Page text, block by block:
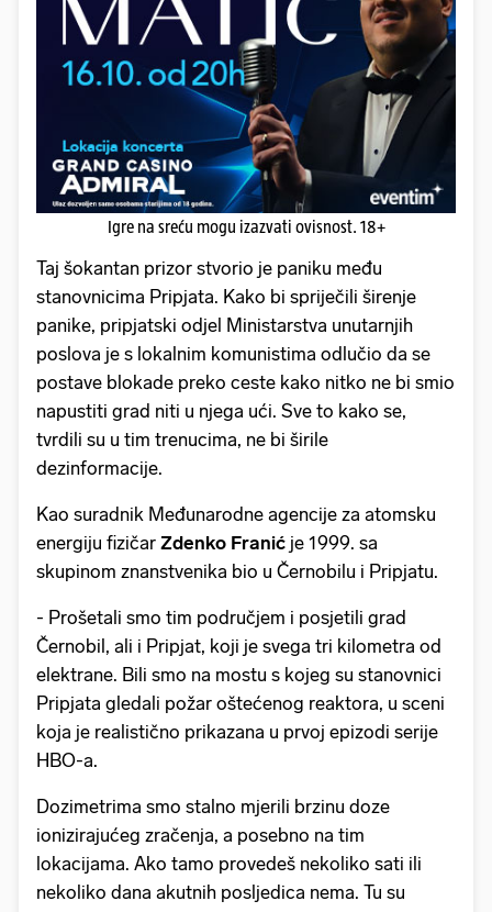
Igre na sreću mogu izazvati ovisnost. 18+
Taj šokantan prizor stvorio je paniku među
stanovnicima Pripjata. Kako bi spriječili širenje
panike, pripjatski odjel Ministarstva unutarnjih
poslova je s lokalnim komunistima odlučio da se
postave blokade preko ceste kako nitko ne bi smio
napustiti grad niti u njega ući. Sve to kako se,
tvrdili su u tim trenucima, ne bi širile
dezinformacije.
Kao suradnik Međunarodne agencije za atomsku
energiju fizičar Zdenko Franić je 1999. sa
skupinom znanstvenika bio u Černobilu i Pripjatu.
- Prošetali smo tim područjem i posjetili grad
Černobil, ali i Pripjat, koji je svega tri kilometra od
elektrane. Bili smo na mostu s kojeg su stanovnici
Pripjata gledali požar oštećenog reaktora, u sceni
koja je realistično prikazana u prvoj epizodi serije
HBO-a.
Dozimetrima smo stalno mjerili brzinu doze
ionizirajućeg zračenja, a posebno na tim
lokacijama. Ako tamo provedeš nekoliko sati ili
nekoliko dana akutnih posljedica nema. Tu su